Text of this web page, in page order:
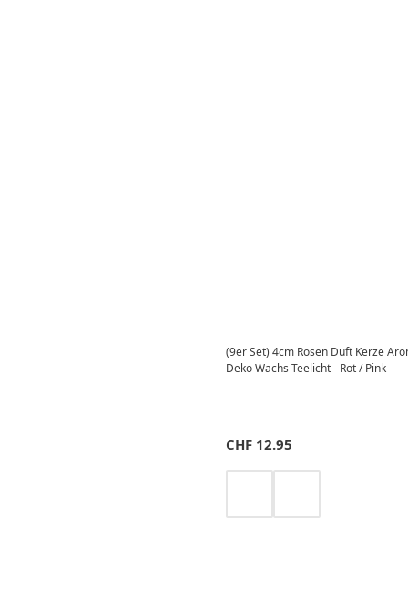
(9er Set) 4cm Rosen Duft Kerze
Deko Wachs Teelicht - Rot / Pink
CHF 12.95